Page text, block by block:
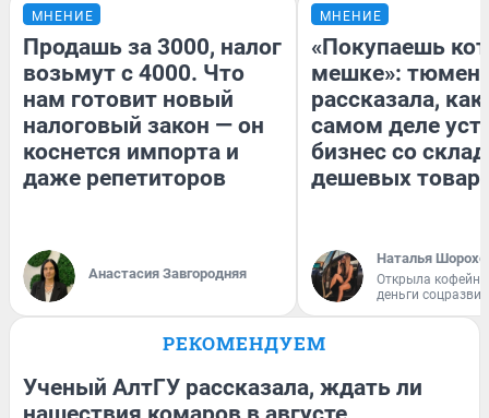
МНЕНИЕ
Продашь за 3000, налог
возьмут с 4000. Что
нам готовит новый
налоговый закон — он
коснется импорта и
даже репетиторов
Анастасия Завгородняя
МНЕНИЕ
«Покупаешь
мешке»:
рассказала, как
самом деле
бизнес со
дешевых
Наталья
Открыла
деньги
РЕКОМЕНДУЕМ
Ученый АлтГУ рассказала, ждать ли